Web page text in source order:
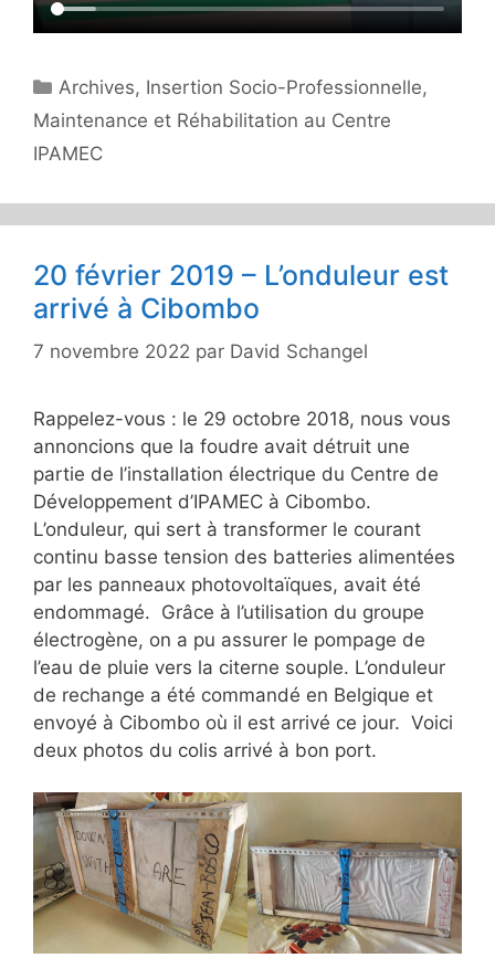
Catégories
Archives, Insertion Socio-Professionnelle,
Maintenance et Réhabilitation au Centre
IPAMEC
20 février 2019 – L’onduleur est
arrivé à Cibombo
7 novembre 2022 par David Schangel
Rappelez-vous : le 29 octobre 2018, nous vous
annoncions que la foudre avait détruit une
partie de l’installation électrique du Centre de
Développement d’IPAMEC à Cibombo.
L’onduleur, qui sert à transformer le courant
continu basse tension des batteries alimentées
par les panneaux photovoltaïques, avait été
endommagé. Grâce à l’utilisation du groupe
électrogène, on a pu assurer le pompage de
l’eau de pluie vers la citerne souple. L’onduleur
de rechange a été commandé en Belgique et
envoyé à Cibombo où il est arrivé ce jour. Voici
deux photos du colis arrivé à bon port.